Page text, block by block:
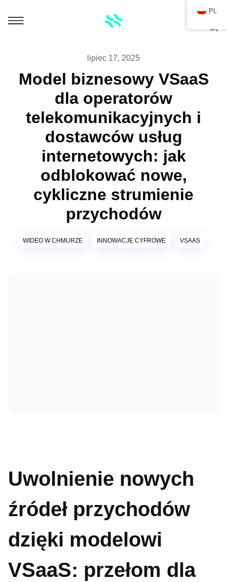
lipiec 17, 2025
Model biznesowy VSaaS
dla operatorów
telekomunikacyjnych i
dostawców usług
internetowych: jak
odblokować nowe,
cykliczne strumienie
przychodów
WIDEO W CHMURZE INNOWACJE CYFROWE VSAAS
Uwolnienie nowych
źródeł przychodów
dzięki modelowi
VSaaS: przełom dla
PL